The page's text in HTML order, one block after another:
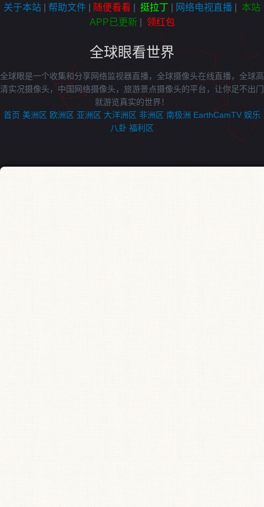
关于本站 帮助文件 随便看看 挺拉丁 网络电视直播
本站
APP已更新| 领红包
全球眼看世界
全球眼是一个收集和分享网络监视器直播，全球摄像头在线直播，全球高
清实况摄像头，中国网络摄像头，旅游景点摄像头的平台，让你足不出门
就游览真实的世界！
首页 美洲区 欧洲区 亚洲区 大洋洲区 非洲区 南极洲 EarthCamTV 娱乐
八卦 福利区